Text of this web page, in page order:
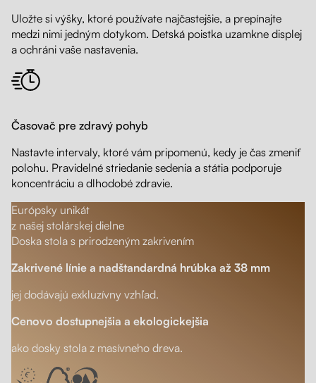
Uložte si výšky, ktoré používate najčastejšie, a prepínajte
medzi nimi jedným dotykom. Detská poistka uzamkne displej
a ochráni vaše nastavenia.
Časovač pre zdravý pohyb
Nastavte intervaly, ktoré vám pripomenú, kedy je čas zmeniť
polohu. Pravidelné striedanie sedenia a státia podporuje
koncentráciu a dlhodobé zdravie.
Európsky unikát
z našej stolárskej dielne
Doska stola s prirodzeným zakrivením
Zakrivené línie a nadštandardná hrúbka až 38 mm
jej dodávajú exkluzívny vzhľad.
Cenovo dostupnejšia a ekologickejšia
ako dosky stola z masívneho dreva.